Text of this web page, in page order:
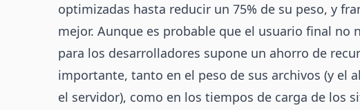
optimizadas hasta reducir un 75% de su peso, y
mejor. Aunque es probable que el usuario final no
para los desarrolladores supone un ahorro de
importante, tanto en el peso de sus archivos (y el
el servidor), como en los tiempos de carga de los